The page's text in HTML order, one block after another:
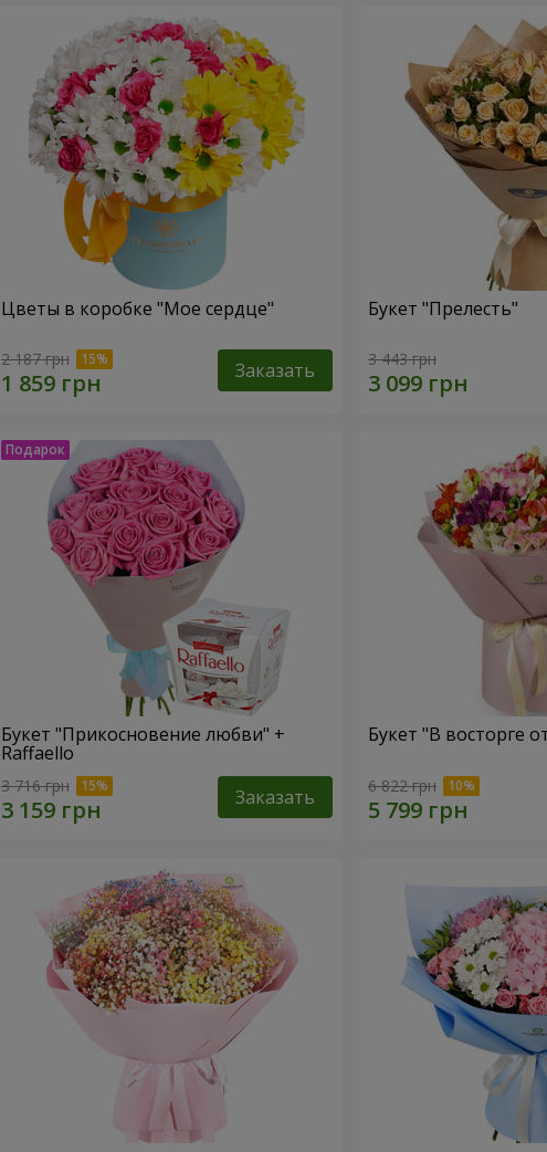
Цветы в коробке "Мое сердце"
2 187 грн Заказать
Букет "Прелесть"
3 443 грн
Букет "Прикосновение любви" +
Raffaello
3 716 грн Заказать
Букет "В восторге
6 822 грн